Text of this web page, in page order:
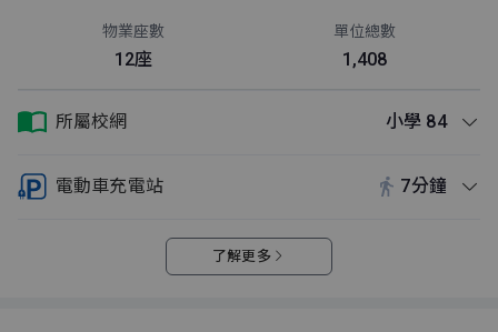
物業座數
12座
單位總數
1,408
所屬校網 小學 84
電動車充電站 7分鐘
了解更多